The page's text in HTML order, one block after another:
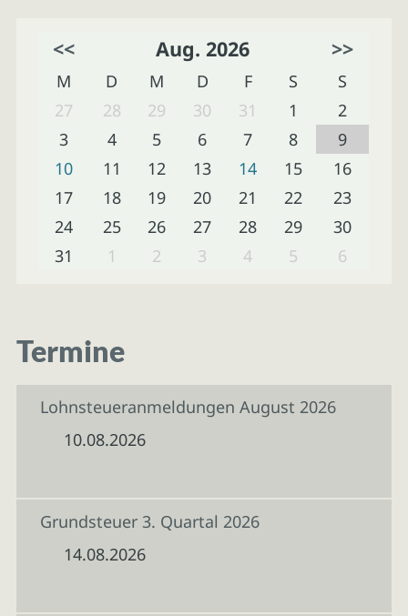
<< Aug. 2026 >>
M D M D F S
S
27
28 29 30 31 1
2
3
4 5 6 7 8
9
10
11 12 13 14 15
16
17
18 19 20 21 22
23
24
25 26 27 28 29
30
31
1 2 3 4 5 6
Termine
Lohnsteueranmeldungen August 2026
10.08.2026
Grundsteuer 3. Quartal 2026
14.08.2026